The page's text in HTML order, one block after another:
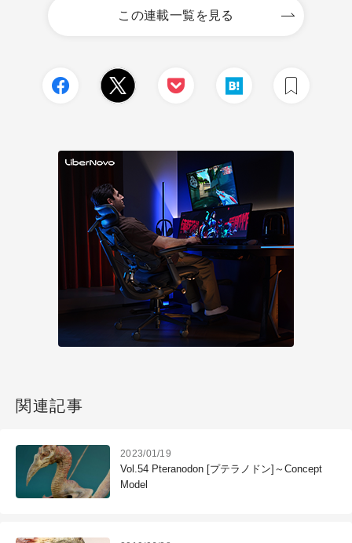
この連載一覧を見る
関連記事
2023/01/19
Vol.54 Pteranodon [プテラノドン]～Concept
Model